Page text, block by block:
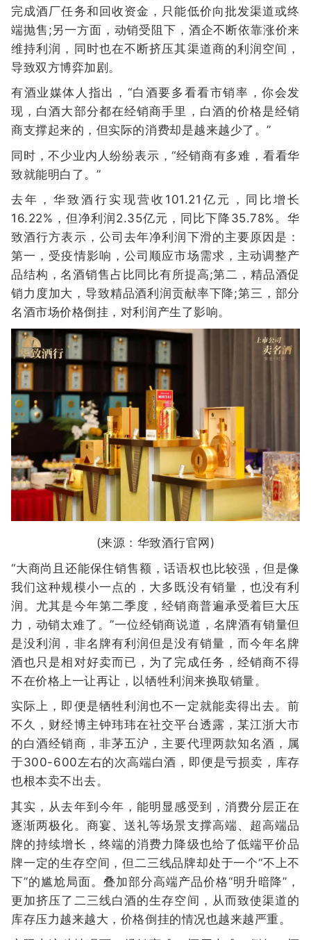
完成酒厂任务和回收资金，只能低价向批发渠道或终
端抛售;另一方面，动销受阻下，酒企不断依靠涨价来
维持利润，同时也在不断挤压其渠道商的利润空间，
导致双方博弈加剧。
有酒业媒体人指出，“白酒要多看看市销率，你会发
现，白酒大部分都在经销商手里，白酒的价格是经销
商支撑起来的，但实际的消费却是越来越少了。”
同时，不少业内人纷纷表示，“经销商有多难，看看华
致就能明白了。”
去年，华致酒行实现营收101.21亿元，同比增长
16.22%，但净利润2.35亿元，同比下降35.78%。华
致酒行方表示，公司去年净利润下滑的主要原因是：
第一，受疫情影响，公司顺应市场需求，主动调整产
品结构，名酒销售占比同比有所提高;第二，精品酒促
销力度加大，导致精品酒利润贡献率下降;第三，部分
名酒市场价格倒挂，对利润产生了影响。
(来源：华致酒行官网)
“大商尚且还能保住销售额，话语权也比较强，但是像
我们这种规模小一点的，大多既没有销量，也没有利
润。尤其是今年第二季度，经销商普遍承受着巨大压
力，动销太难了。”一位经销商说道，名牌酒有销量但
是没利润，非名牌有利润但是没有销量，而今年名牌
酒也只是相对好卖而已，为了完成任务，经销商不得
不在价格上一让再让，以牺牲利润来换取销量。
实际上，即便是牺牲利润也不一定就能卖得出去。前
不久，财经博主钟玮玮在社交平台透露，某江浙大市
的白酒经销商，非茅五沪，主要代理两款知名酒，属
于300-600左右的次高端白酒，即便是亏损卖，库存
也根本卖不出去。
其实，从去年到今年，能明显感受到，消费分层正在
逐渐两极化。商宴、送礼等场景支撑高端、超高端品
牌的持续增长，终端的消费力降级也给了低端平价品
牌一定的生存空间，但二三线品牌却处于一个“不上不
下”的尴尬局面。叠加部分高端产品价格“明升暗降”，
更加挤压了二三线白酒的生存空间，从而致使渠道的
库存压力越来越大，价格倒挂的情况也越来越严重。